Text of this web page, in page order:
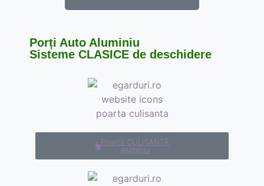
Porți Auto Aluminiu
Sisteme CLASICE de deschidere
Poartă CULISANTĂ
aluminiu